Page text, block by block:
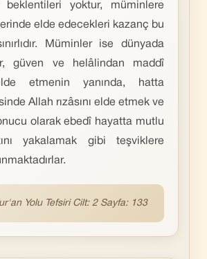
yoktur, müminlere
elde edecekleri kazanç bu
Müminler ise dünyada
güven ve helâlindan maddî
etmenin yanında, hatta
Allah rızâsını elde etmek ve
olarak ebedî hayatta mutlu
yakalamak gibi teşviklere
Yolu Tefsiri Cilt: 2 Sayfa: 133